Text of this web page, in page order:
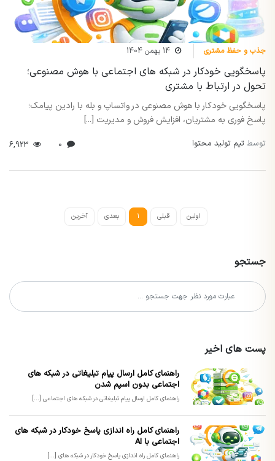
جذب و حفظ مشتری 14 بهمن 1404
پاسخگویی خودکار در شبکه های اجتماعی با هوش مصنوعی؛
تحول در ارتباط با مشتری
پاسخگویی خودکار با هوش مصنوعی در واتساپ و بله با رادین پیامک؛
پاسخ فوری به مشتریان، افزایش فروش و مدیریت [...]
توسط تیم تولید محتوا
اولین قبلی 1 بعدی آخرین
جستجو
پست های اخیر
راهنمای کامل ارسال پیام تبلیغاتی در شبکه های
اجتماعی بدون اسپم شدن
راهنمای کامل ارسال پیام تبلیغاتی در شبکه های اجتماعی [...]
راهنمای کامل راه اندازی پاسخ خودکار در شبکه های
اجتماعی با AI
راهنمای کامل راه اندازی پاسخ خودکار در شبکه های [...]